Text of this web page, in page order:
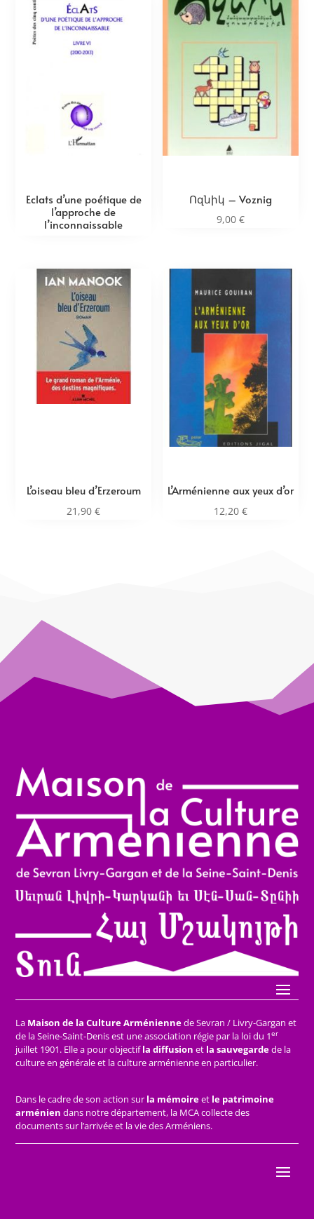
Eclats d’une poétique de
l’approche de
l’inconnaissable
Ոզնիկ – Voznig
9,00 €
L’oiseau bleu d’Erzeroum
21,90€
L’Arménienne aux yeux d’or
12,20 €
La Maison de la Culture Arméniennede Sevran / Livry-Gargan et
de la Seine-Saint-Denis est une association régie par la loi du 1er
juillet 1901. Elle a pour objectifla diffusion et la sauvegardede la
culture en générale et la culture arménienne en particulier.
Dans le cadre de son action sur la mémoireet le patrimoine
arménien dans notre département, la MCA collecte des
documents sur l’arrivée et la vie des Arméniens.